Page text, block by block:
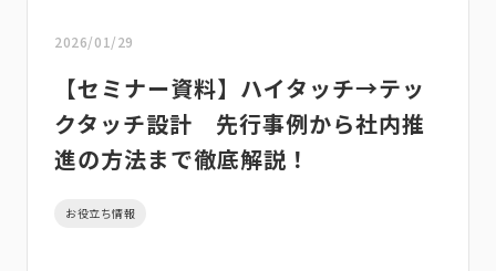
2026/01/29
【セミナー資料】ハイタッチ→テッ
クタッチ設計 先行事例から社内推
進の方法まで徹底解説！
お役立ち情報